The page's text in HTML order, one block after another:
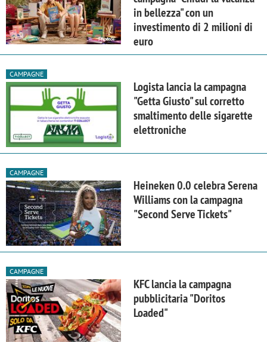
in bellezza" con un
investimento di 2 milioni di
euro
CAMPAGNE
Logista lancia la campagna
"Getta Giusto" sul corretto
smaltimento delle sigarette
elettroniche
CAMPAGNE
Heineken 0.0 celebra Serena
Williams con la campagna
"Second Serve Tickets"
CAMPAGNE
KFC lancia la campagna
pubblicitaria "Doritos
Loaded"